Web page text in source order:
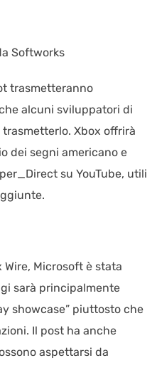
Softworks
trasmetteranno
alcuni sviluppatori di
Xbox offrirà
dei segni americano e
su YouTube, utili
Microsoft è stata
sarà principalmente
showcase” piuttosto che
Il post ha anche
aspettarsi da